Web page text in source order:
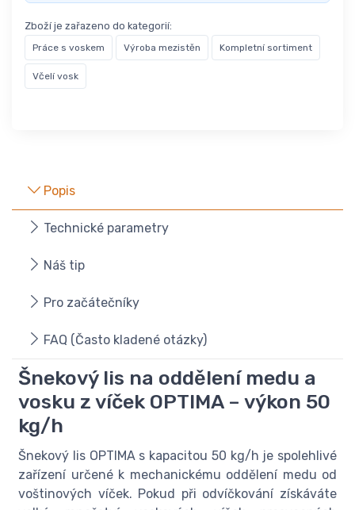
Zboží je zařazeno do kategorií:
Práce s voskem Výroba mezistěn Kompletní sortiment
Včelí vosk
Popis
Technické parametry
Náš tip
Pro začátečníky
FAQ (Často kladené otázky)
Šnekový lis na oddělení medu a
vosku z víček OPTIMA – výkon 50
kg/h
Šnekový lis OPTIMA s kapacitou 50 kg/h je spolehlivé
zařízení určené k mechanickému oddělení medu od
voštinových víček. Pokud při odvíčkování získáváte